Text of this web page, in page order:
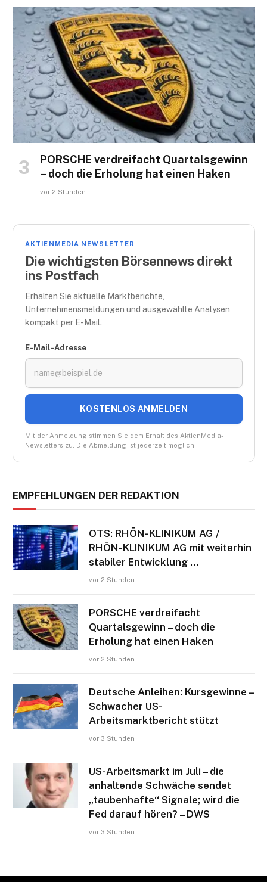
PORSCHE verdreifacht Quartalsgewinn
– doch die Erholung hat einen Haken
vor 2 Stunden
AKTIENMEDIA NEWSLETTER
Die wichtigsten Börsennews direkt
ins Postfach
Erhalten Sie aktuelle Marktberichte,
Unternehmensmeldungen und ausgewählte Analysen
kompakt per E-Mail.
E-Mail-Adresse
KOSTENLOS ANMELDEN
Mit der Anmeldung stimmen Sie dem Erhalt des AktienMedia-
Newsletters zu. Die Abmeldung ist jederzeit möglich.
EMPFEHLUNGEN DER REDAKTION
OTS: RHÖN-KLINIKUM AG /
RHÖN-KLINIKUM AG mit weiterhin
stabiler Entwicklung …
vor 2 Stunden
PORSCHE verdreifacht
Quartalsgewinn – doch die
Erholung hat einen Haken
vor 2 Stunden
Deutsche Anleihen: Kursgewinne –
Schwacher US-
Arbeitsmarktbericht stützt
vor 3 Stunden
US-Arbeitsmarkt im Juli – die
anhaltende Schwäche sendet
„taubenhafte“ Signale; wird die
Fed darauf hören? – DWS
vor 3 Stunden